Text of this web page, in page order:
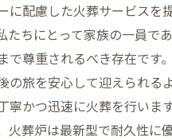
に配慮した火葬サービスを
たちにとって家族の一員で
で尊重されるべき存在です
の旅を安心して迎えられる
寧かつ迅速に火葬を行います
火葬炉は最新型で耐久性に